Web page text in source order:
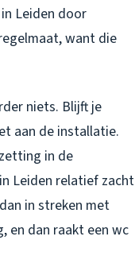
Leiden door
want die
niets. Blijft je
aan de installatie.
in de
Leiden relatief zacht
in streken met
en dan raakt een wc